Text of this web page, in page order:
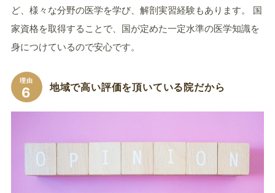
ど、様々な分野の医学を学び、解剖実習経験もあります。 国
家資格を取得することで、国が定めた一定水準の医学知識を
身につけているので安心です。
理由
6 地域で高い評価を頂いている院だから